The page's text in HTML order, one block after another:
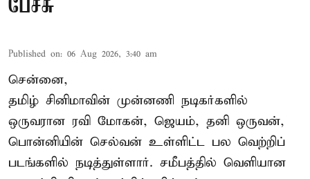
பேச்சு
Published on: 06 Aug 2026, 3:40 am
சென்னை,
தமிழ் சினிமாவின் முன்னணி நடிகர்களில்
ஒருவரான ரவி மோகன், ஜெயம், தனி ஒருவன்,
பொன்னியின் செல்வன் உள்ளிட்ட பல வெற்றிப்
படங்களில் நடித்துள்ளார். சமீபத்தில் வெளியான